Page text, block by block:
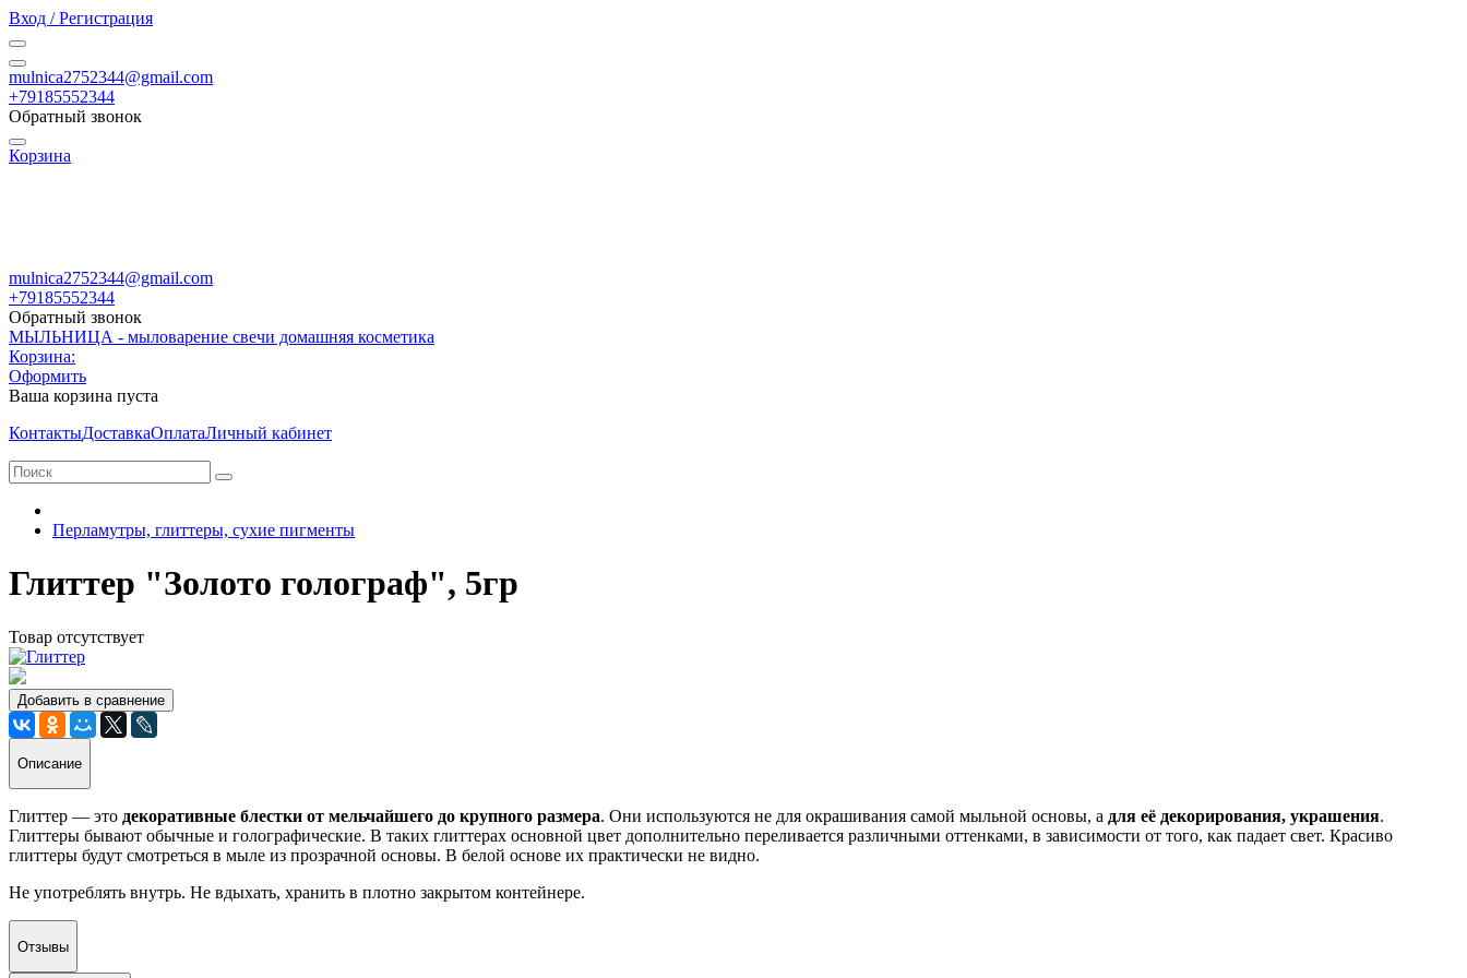
Вход / Регистрация
mulnica2752344@gmail.com
+79185552344
Обратный звонок
Корзина
mulnica2752344@gmail.com
+79185552344
Обратный звонок
МЫЛЬНИЦА - мыловарение свечи домашняя косметика
Корзина:
Оформить
Ваша корзина пуста
КонтактыДоставкаОплатаЛичный кабинет
Перламутры, глиттеры, сухие пигменты
Глиттер "Золото голограф", 5гр
Товар отсутствует
Добавить в сравнение
Описание
Глиттер — это декоративные блестки от мельчайшего до крупного размера. Они используются не для окрашивания самой мыльной основы, а для её декорирования, украшения.
Глиттеры бывают обычные и голографические. В таких глиттерах основной цвет дополнительно переливается различными оттенками, в зависимости от того, как падает свет. Красиво
глиттеры будут смотреться в мыле из прозрачной основы. В белой основе их практически не видно.
Не употреблять внутрь. Не вдыхать, хранить в плотно закрытом контейнере.
Отзывы